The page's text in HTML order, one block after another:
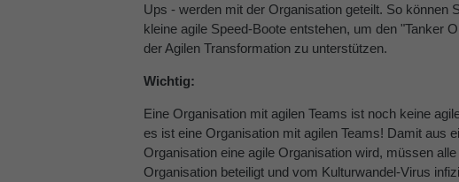
Ups - werden mit der Organisation geteilt. So können
kleine agile Speed-Boote entstehen, um den "Tanker
der Agilen Transformation zu unterstützen.
Wichtig:
Eine Organisation mit agilen Teams ist noch keine
es ist eine Organisation mit agilen Teams! Damit aus
Organisation eine agile Organisation wird, müssen
Organisation beteiligt und vom Kulturwandel-Virus